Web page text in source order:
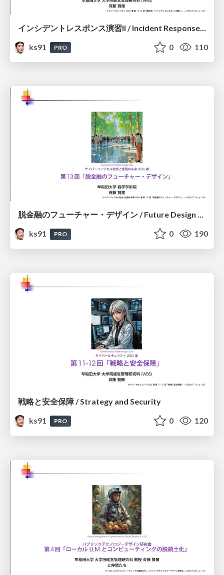
インシデントレスポンス演習II / Incident Response Exercise II
ks91
PRO 0 110
脱金融のフューチャー・デザイン / Future Design Beyond Finance
ks91
PRO 0 190
戦略と安全保障 / Strategy and Security
ks91
PRO 0 120